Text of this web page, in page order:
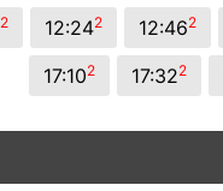
2 12:242 12:462
17:102 17:322